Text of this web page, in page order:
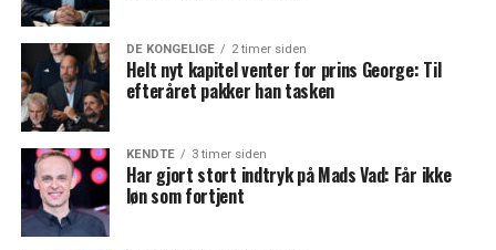
DE KONGELIGE 2 timer siden
Helt nyt kapitel venter for prins George: Til
efteråret pakker han tasken
KENDTE 3 timer siden
Har gjort stort indtryk på Mads Vad: Får ikke
løn som fortjent